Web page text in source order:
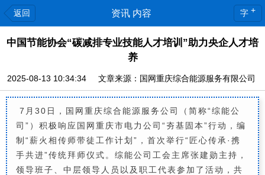
返回 资讯 内容 字 +
中国节能协会“碳减排专业技能人才培训”助力央企人才培
养
2025-08-13 10:34:34 文章来源：国网重庆综合能源服务有限公司
7月30日，国网重庆综合能源服务公司（简称“综能公
司”）积极响应国网重庆市电力公司“夯基固本”行动，编
制“薪火相传师带徒工作计划”，首次举行“匠心传承·携
手共进”传统拜师仪式。综能公司工会主席张建勋主持，
领导班子、中层领导人员以及职工代表参加了活动，共